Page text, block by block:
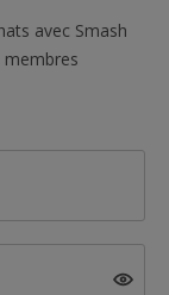
avec Smash
membres